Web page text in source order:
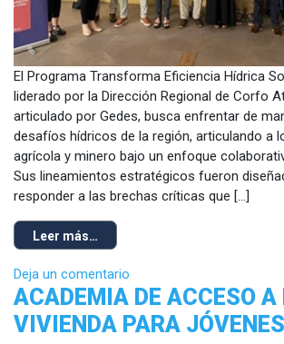
El Programa Transforma Eficiencia Hídrica
liderado por la Dirección Regional de Corfo
articulado por Gedes, busca enfrentar de
desafíos hídricos de la región, articulando a
agrícola y minero bajo un enfoque
Sus lineamientos estratégicos fueron
responder a las brechas críticas que […]
Leer más…
Deja un comentario
ACADEMIA DE ACCESO A
VIVIENDA PARA JÓVENES